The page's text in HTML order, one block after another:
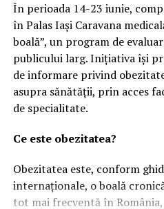
În perioada 14-23 iunie,
în Palas Iași Caravana
boală”, un program de
publicului larg. Inițiativa își
de informare privind
asupra sănătății, prin acces
de specialitate.
Ce este obezitatea?
Obezitatea este, conform
internaționale, o boală
tot mai frecventă în